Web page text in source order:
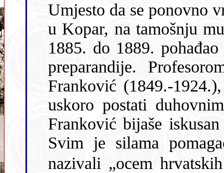
Umjesto da se ponovno vrati u Rijeku, Car-Emin je tako otišao
u Kopar, na tamošnju mušku
1885. do 1889. pohađao je
preparandije.
Franković (1849.-
uskoro postati duhovnim vođom, mentorom i dobrotvorom.
Franković bijaše iskusan pedagog i
Svim je silama
nazivali „ocem